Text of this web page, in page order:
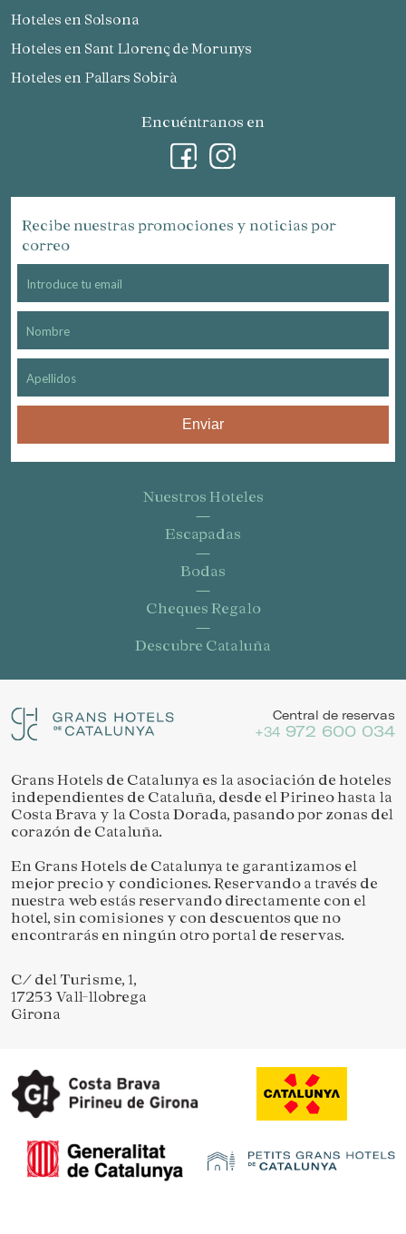
Hoteles en Solsona
Hoteles en Sant Llorenç de Morunys
Hoteles en Pallars Sobirà
Encuéntranos en
Recibe nuestras promociones y noticias por
correo
Enviar
Nuestros Hoteles
Escapadas
Bodas
Cheques Regalo
Descubre Cataluña
Central de reservas
+34 972 600 034
Grans Hotels de Catalunya es la asociación de hoteles
independientes de Cataluña, desde el Pirineo hasta la
Costa Brava y la Costa Dorada, pasando por zonas del
corazón de Cataluña.
En Grans Hotels de Catalunya te garantizamos el
mejor precio y condiciones. Reservando a través de
nuestra web estás reservando directamente con el
hotel, sin comisiones y con descuentos que no
encontrarás en ningún otro portal de reservas.
C/ del Turisme, 1,
17253 Vall-llobrega
Girona
Guardar configuración Aceptar todas